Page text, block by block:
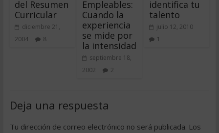
del Resumen
Curricular
diciembre 21,
2004
8
Empleables:
Cuando la
experiencia
se mide por
la intensidad
septiembre 18,
2002
2
identifica tu
talento
julio 12, 2010
1
Deja una respuesta
Tu dirección de correo electrónico no será publicada. Los